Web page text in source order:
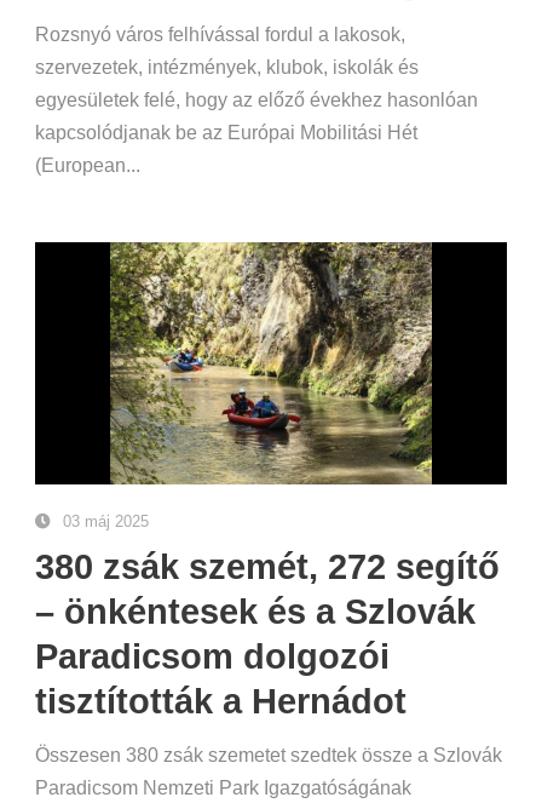
Rozsnyó város felhívással fordul a lakosok,
szervezetek, intézmények, klubok, iskolák és
egyesületek felé, hogy az előző évekhez hasonlóan
kapcsolódjanak be az Európai Mobilitási Hét
(European...
03 máj 2025
380 zsák szemét, 272 segítő
– önkéntesek és a Szlovák
Paradicsom dolgozói
tisztították a Hernádot
Összesen 380 zsák szemetet szedtek össze a Szlovák
Paradicsom Nemzeti Park Igazgatóságának